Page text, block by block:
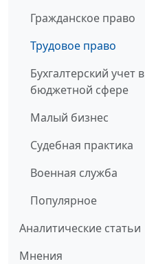
Гражданское право
Трудовое право
Бухгалтерский учет в
бюджетной сфере
Малый бизнес
Судебная практика
Военная служба
Популярное
Аналитические статьи
Мнения